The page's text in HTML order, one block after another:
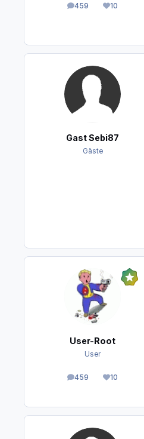
459
Beiträge 10
Reputation
Gast Sebi87
Gäste
User-Root
User
459
Beiträge 10
Reputation